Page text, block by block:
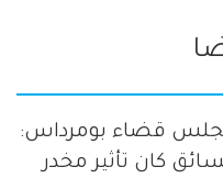
قضاء بومرداس:
كان تأثير مخدر